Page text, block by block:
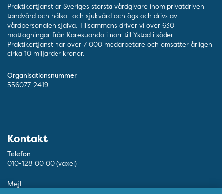
Praktikertjänst är Sveriges största vårdgivare inom privatdriven
tandvård och hälso- och sjukvård och ägs och drivs av
vårdpersonalen själva. Tillsammans driver vi över 630
mottagningar från Karesuando i norr till Ystad i söder.
Praktikertjänst har över 7 000 medarbetare och omsätter årligen
cirka 10 miljarder kronor.
Organisationsnummer
556077-2419
Kontakt
Telefon
010-128 00 00 (växel)
Mejl